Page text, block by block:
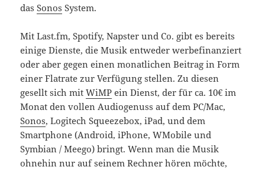
dasSonos System.
Mit Last.fm, Spotify, Napster und Co. gibt es bereits
einige Dienste, die Musik entweder werbefinanziert
oder aber gegen einen monatlichen Beitrag in Form
einer Flatrate zur Verfügung stellen. Zu diesen
gesellt sich mitWiMP ein Dienst, der für ca. 10€ im
Monat den vollen Audiogenuss auf dem PC/Mac,
Sonos, Logitech Squeezebox, iPad, und dem
Smartphone (Android, iPhone, WMobile und
Symbian / Meego) bringt. Wenn man die Musik
ohnehin nur auf seinem Rechner hören möchte,